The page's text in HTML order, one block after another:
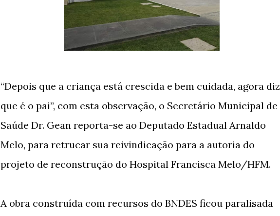
“Depois que a criança está crescida e bem cuidada, agora diz
que é o pai”, com esta observação, o Secretário Municipal de
Saúde Dr. Gean reporta-se ao Deputado Estadual Arnaldo
Melo, para retrucar sua reivindicação para a autoria do
projeto de reconstrução do Hospital Francisca Melo/HFM.
A obra construída com recursos do BNDES ficou paralisada